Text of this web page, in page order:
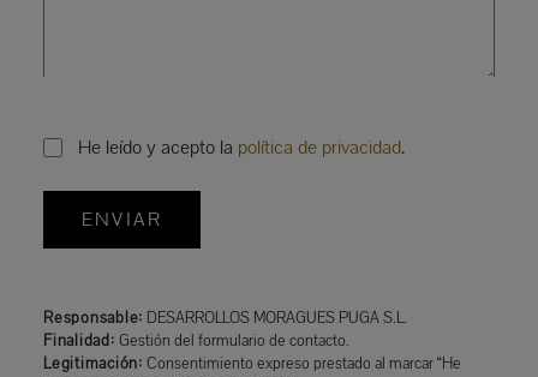
He leído y acepto la política de privacidad.
ENVIAR
Responsable: DESARROLLOS MORAGUES PUGA S.L.
Finalidad: Gestión del formulario de contacto.
Legitimación: Consentimiento expreso prestado al marcar “He